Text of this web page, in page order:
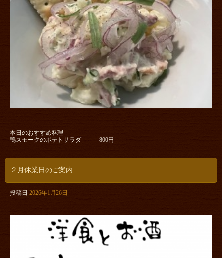
本日のおすすめ料理
鴨スモークのポテトサラダ 800円
２月休業日のご案内
投稿日 2026年1月26日